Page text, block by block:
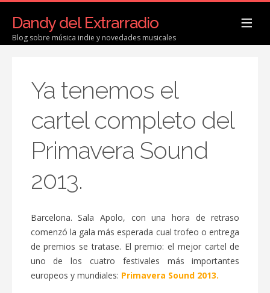
Dandy del Extrarradio
Blog sobre música indie y novedades musicales
Ya tenemos el
cartel completo del
Primavera Sound
2013.
Barcelona. Sala Apolo, con una hora de retraso
comenzó la gala más esperada cual trofeo o entrega
de premios se tratase. El premio: el mejor cartel de
uno de los cuatro festivales más importantes
europeos y mundiales: Primavera Sound 2013.